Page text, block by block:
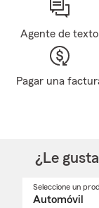
Agente de texto
Pagar una
¿Le
Seleccione un